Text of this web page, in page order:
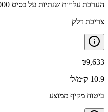
הערכת עלויות שנתיות על בסיס 15,000 ק״מ בשנה
צריכת דלק
₪9,633
10.9 ק״מ/ל׳
ביטוח מקיף ממוצע